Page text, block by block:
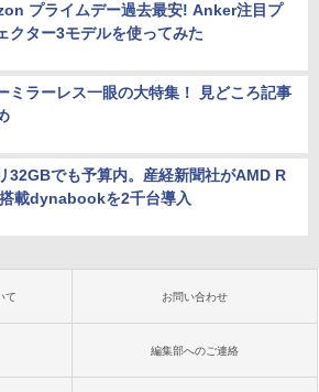
プライムデー過去最安! Anker注目プ
クター3モデルを使ってみた
ミラーレス一眼の大特集！ 見どころ記事
32GBでも予算内。産経新聞社がAMD R
載dynabookを2千台導入
て お問い合わせ
編集部へのご連絡